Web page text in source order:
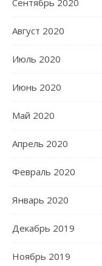
Сентябрь 2020
Август 2020
Июль 2020
Июнь 2020
Май 2020
Апрель 2020
Февраль 2020
Январь 2020
Декабрь 2019
Ноябрь 2019